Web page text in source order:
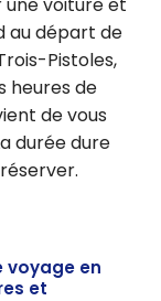
voiture et
au départ de
Pistoles,
heures de
de vous
durée dure
voyage en
et